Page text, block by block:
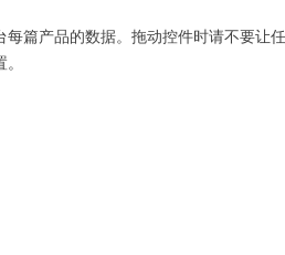
每篇产品的数据。拖动控件时请不要让